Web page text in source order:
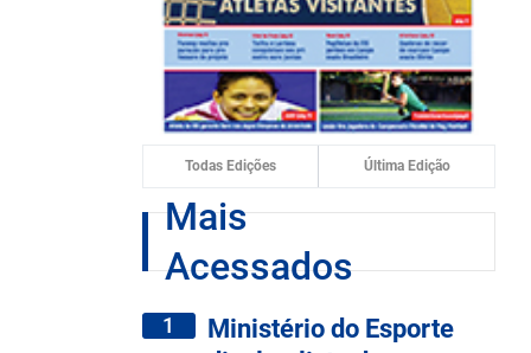
Todas Edições Última Edição
Mais
Acessados
1
Ministério do Esporte